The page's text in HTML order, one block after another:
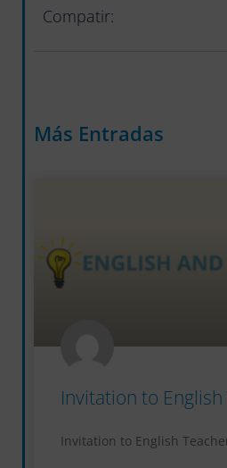
Compatir:
Más Entradas
Invitation to
Invitation to English